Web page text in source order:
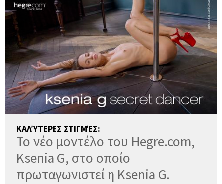
ΚΑΛΎΤΕΡΕΣ ΣΤΙΓΜΈΣ:
Το νέο μοντέλο του Hegre.com,
Ksenia G, στο οποίο
πρωταγωνιστεί η Ksenia G.